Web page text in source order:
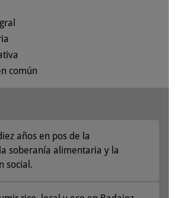
común
años en pos de la
soberanía alimentaria y la
social.